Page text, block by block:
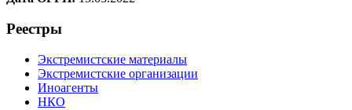
Реестры
Экстремистские материалы
Экстремистские организации
Иноагенты
НКО